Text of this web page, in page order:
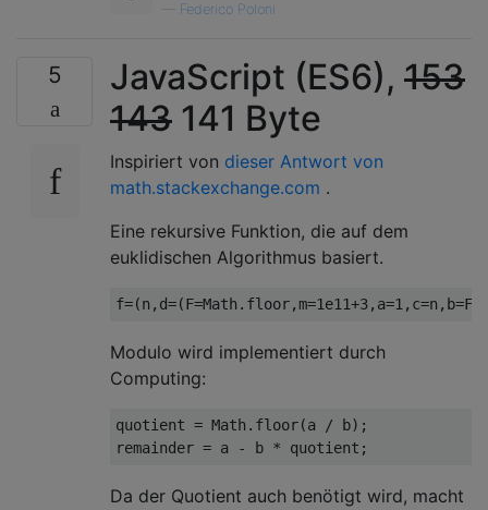
Federico Poloni
5 JavaScript (ES6), 153
143 141 Byte
Inspiriert von dieser Antwort von
math.stackexchange.com .
Eine rekursive Funktion, die auf dem
euklidischen Algorithmus basiert.
f=(n , d=(F=Math . floor,m=1e11+3, a=1 , c=n , b=F
Modulo wird implementiert durch
Computing:
quotient = Math.floor(a / b);
Da der Quotient auch benötigt wird, macht